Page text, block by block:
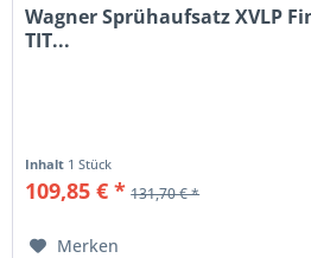
Wagner Sprühaufsatz XVLP
TIT...
Inhalt 1 Stück
109,85 € * 131,70 € *
Merken